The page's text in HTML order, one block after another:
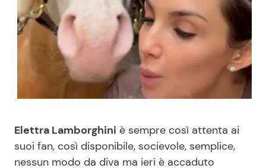
News Musica
News Spettacolo
Benessere
Casa
Moda e Style
Cucina e Ricette
Consigli di Cucina
Dolci
Elettra Lamborghini è sempre così attenta ai
suoi fan, così disponibile, socievole, semplice,
nessun modo da diva ma ieri è accaduto